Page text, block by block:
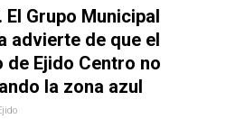
El Grupo Municipal
advierte de que el
de Ejido Centro no
la zona azul